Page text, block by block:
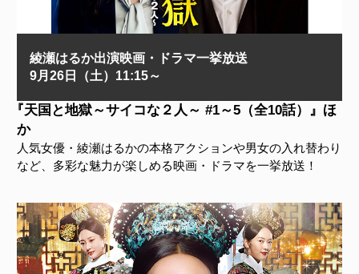
綾瀬はるか出演映画・ドラマ一挙放送
9月26日（土）11:15～
『天国と地獄～サイコな２人～ #1～5（全10話）』ほ
か
人気女優・綾瀬はるかの本格アクションや男女の入れ替わり
など、多彩な魅力が楽しめる映画・ドラマを一挙放送！